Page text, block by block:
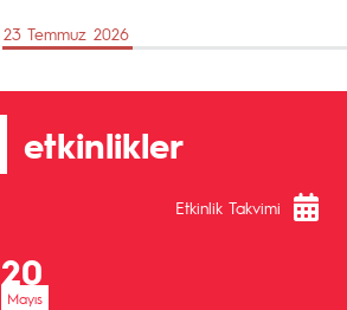
23 Temmuz 2026
etkinlikler
Etkinlik Takvimi
20
Mayıs